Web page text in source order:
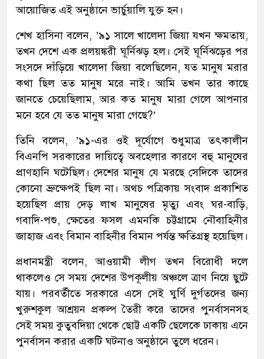
আয়োজিত এই অনুষ্ঠানে ভার্চুয়ালি যুক্ত হন।
শেখ হাসিনা বলেন, ’৯১ সালে খালেদা জিয়া যখন ক্ষমতায়,
তখন দেশে এক প্রলয়ঙ্করী ঘূর্নিঝড় হল। সেই ঘূর্নিঝড়ের পর
সংসদে দাঁড়িয়ে খালেদা জিয়া বলেছিলেন, যত মানুষ মরার
কথা ছিল তত মানুষ মরে নাই। আমি তখন তার কাছে
জানতে চেয়েছিলাম, আর কত মানুষ মারা গেলে আপনার
মনে হবে যে তত মানুষ মারা গেছে?’
তিনি বলেন, ’৯১-এর ওই দূর্যোগে শুধুমাত্র তৎকালীন
বিএনপি সরকারের দায়িত্বে অবহেলার কারণে বহু মানুষের
প্রাণহানি ঘটেছিল। দেশের মানুষ যে মরছে সেদিকে তাদের
কোনো ভ্রুক্ষেপই ছিল না। অথচ পত্রিকায় সংবাদ প্রকাশিত
হয়েছিল প্রায় দেড় লাখ মানুষের মৃত্যু এবং ঘর-বাড়ি,
গবাদি-পশু, ক্ষেতের ফসল এমনকি চট্টগ্রামে নৌবাহিনীর
জাহাজ এবং বিমান বাহিনীর বিমান পর্যন্ত ক্ষতিগ্রস্থ হয়েছিল।
প্রধানমন্ত্রী বলেন, আওয়ামী লীগ তখন বিরোধী দলে
থাকলেও সে সময় দেশের উপকূলীয় অঞ্চলে ত্রাণ নিয়ে ছুটে
যায়। পরবর্তীতে সরকারে এসে সেই ঘুর্ণি দুর্গতদের জন্য
খুরুশকুল আশ্রয়ন প্রকল্প তৈরী করে তাদের পুনর্বাসনসহ
সেই সময় কুতুবদিয়া থেকে ছোট্ট একটি ছেলেকে ঢাকায় এনে
পুনর্বাসন করার একটি ঘটনাও অনুষ্ঠানে তুলে ধরেন।